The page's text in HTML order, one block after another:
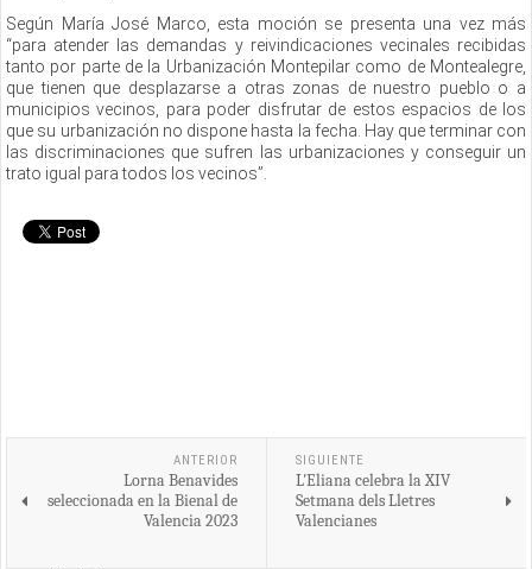
Según María José Marco, esta moción se presenta una vez más
“para atender las demandas y reivindicaciones vecinales recibidas
tanto por parte de la Urbanización Montepilar como de Montealegre,
que tienen que desplazarse a otras zonas de nuestro pueblo o a
municipios vecinos, para poder disfrutar de estos espacios de los
que su urbanización no dispone hasta la fecha. Hay que terminar con
las discriminaciones que sufren las urbanizaciones y conseguir un
trato igual para todos los vecinos”.
ANTERIOR
Lorna Benavides
seleccionada en la Bienal de
Valencia 2023
SIGUIENTE
L'Eliana celebra la XIV
Setmana dels Lletres
Valencianes